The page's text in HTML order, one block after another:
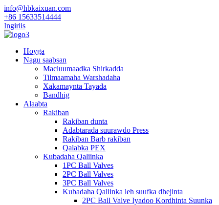
info@hbkaixuan.com
+86 15633514444
Ingiriis
Hoyga
Nagu saabsan
Macluumaadka Shirkadda
Tilmaamaha Warshadaha
Xakamaynta Tayada
Bandhig
Alaabta
Rakiban
Rakiban dunta
Adabtarada suurawdo Press
Rakiban Barb rakiban
Qalabka PEX
Kubadaha Qaliinka
1PC Ball Valves
2PC Ball Valves
3PC Ball Valves
Kubadaha Qaliinka leh suufka dhejinta
2PC Ball Valve Iyadoo Kordhinta Suunka